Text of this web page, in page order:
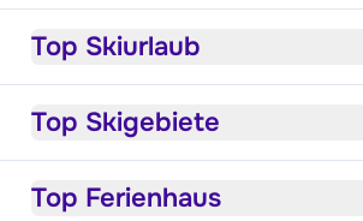
Top Skiurlaub
Top Skigebiete
Top Ferienhaus